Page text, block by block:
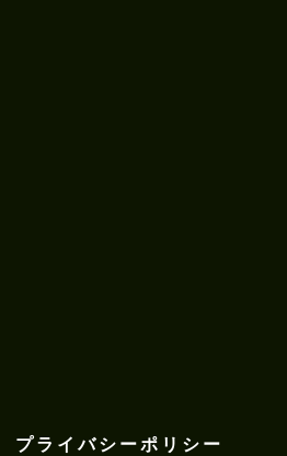
プライバシーポリシー